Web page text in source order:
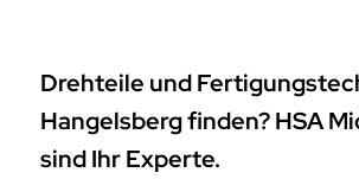
Drehteile und
Hangelsberg finden? HSA
sind Ihr Experte.